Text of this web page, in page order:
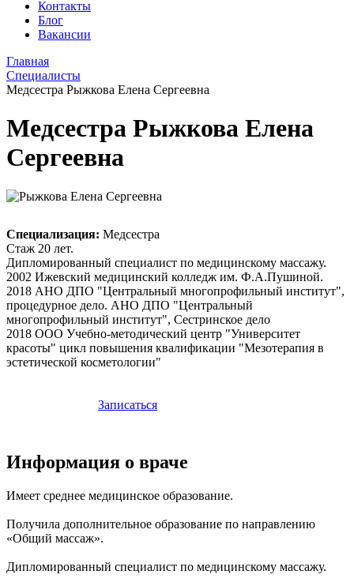
Контакты
Блог
Вакансии
Главная
Специалисты
Медсестра Рыжкова Елена Сергеевна
Медсестра Рыжкова Елена
Сергеевна
Специализация: Медсестра
Стаж 20 лет.
Дипломированный специалист по медицинскому массажу.
2002 Ижевский медицинский колледж им. Ф.А.Пушиной.
2018 АНО ДПО "Центральный многопрофильный институт",
процедурное дело. АНО ДПО "Центральный
многопрофильный институт", Сестринское дело
2018 ООО Учебно-методический центр "Университет
красоты" цикл повышения квалификации "Мезотерапия в
эстетической косметологии"
Записаться
Информация о враче
Имеет среднее медицинское образование.
Получила дополнительное образование по направлению
«Общий массаж».
Дипломированный специалист по медицинскому массажу.